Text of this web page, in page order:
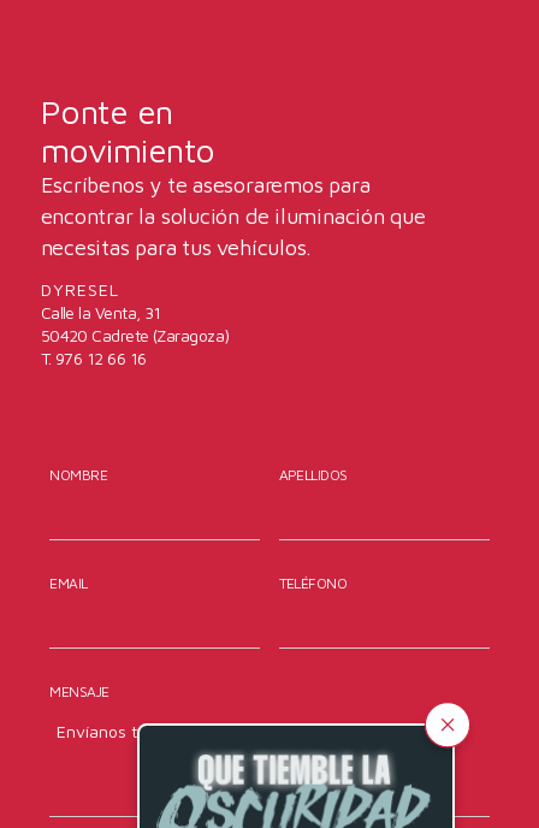
Ponte en
movimiento
Escríbenos y te asesoraremos para
encontrar la solución de iluminación que
necesitas para tus vehículos.
DYRESEL
Calle la Venta, 31
50420 Cadrete (Zaragoza)
T. 976 12 66 16
NOMBRE APELLIDOS
EMAIL TELÉFONO
MENSAJE